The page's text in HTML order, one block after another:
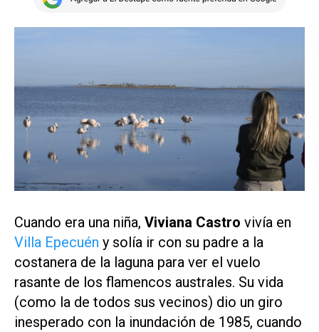
Cuando era una niña, Viviana Castro vivía en
Villa Epecuén y solía ir con su padre a la
costanera de la laguna para ver el vuelo
rasante de los flamencos australes. Su vida
(como la de todos sus vecinos) dio un giro
inesperado con la inundación de 1985, cuando